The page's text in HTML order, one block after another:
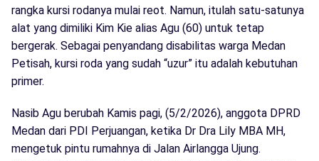
rangka kursi rodanya mulai reot. Namun, itulah satu-satunya
alat yang dimiliki Kim Kie alias Agu (60) untuk tetap
bergerak. Sebagai penyandang disabilitas warga Medan
Petisah, kursi roda yang sudah “uzur” itu adalah kebutuhan
primer.
Nasib Agu berubah Kamis pagi, (5/2/2026), anggota DPRD
Medan dari PDI Perjuangan, ketika Dr Dra Lily MBA MH,
mengetuk pintu rumahnya di Jalan Airlangga Ujung.